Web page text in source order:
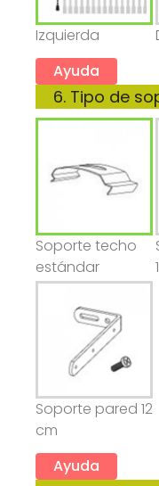
Izquierda
Ayuda
6. Tipo de
Soporte techo
estándar
Soporte pared 12
cm
Ayuda